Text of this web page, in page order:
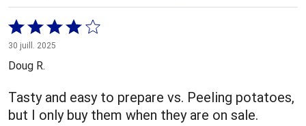
Coté
4 sur
5
30 juill. 2025
Doug R.
Tasty and easy to prepare vs. Peeling potatoes,
but I only buy them when they are on sale.